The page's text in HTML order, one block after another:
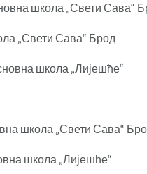
школа „Свети Сава“
„Свети Сава“ Брод
школа „Лијешће“
школа „Свети Сава“
школа „Лијешће“